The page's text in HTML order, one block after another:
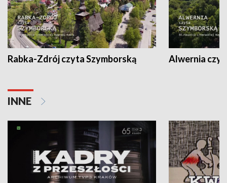
Rabka-Zdrój czyta Szymborską Alwernia
INNE